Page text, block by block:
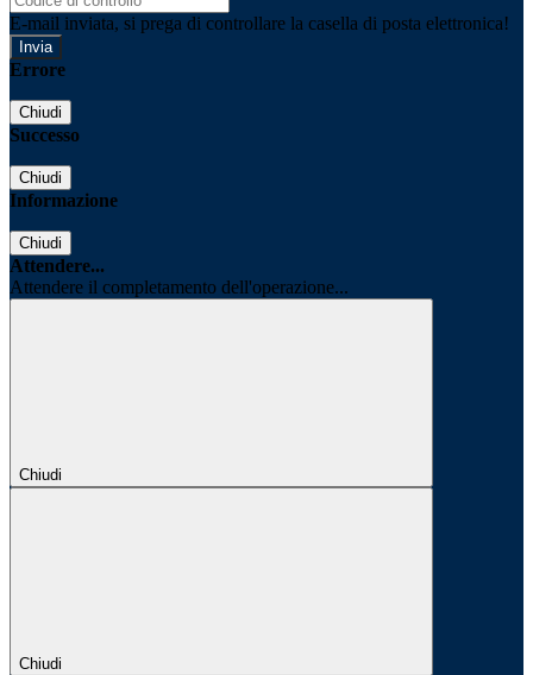
E-mail inviata, si prega di controllare la casella di posta elettronica!
Errore
Chiudi
Successo
Chiudi
Informazione
Chiudi
Attendere...
Attendere il completamento dell'operazione...
Chiudi
Chiudi